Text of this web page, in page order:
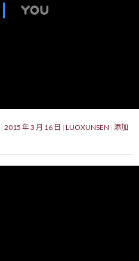
2015 年 3 月 16 日 LUOXUNSEN 添加